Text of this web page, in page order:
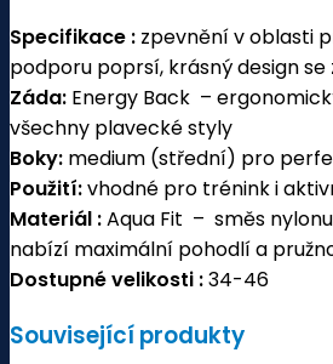
Specifikace : zpevnění v oblasti
podporu poprsí, krásný design
Záda: Energy Back –
všechny plavecké styly
Boky: medium (střední) pro
Použití:vhodné pro trénink i
Materiál :Aqua Fit – směs
nabízí maximální pohodlí a
Dostupné velikosti :34-46
Související produkty